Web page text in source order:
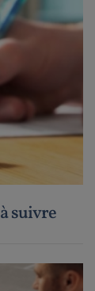
suivre